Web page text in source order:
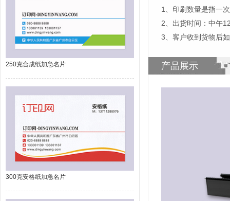
250克合成纸加急名片
300克安格纸加急名片
1、印刷数量是指一
2、出货时间：中午
3、客户收到货物后
产品展示